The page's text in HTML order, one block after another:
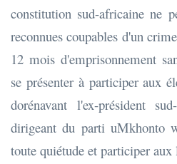
constitution sud-africaine ne
reconnues coupables d'un
12 mois d'emprisonnement
se présenter à participer aux
dorénavant l'ex-président
dirigeant du parti uMkhonto
toute quiétude et participer aux